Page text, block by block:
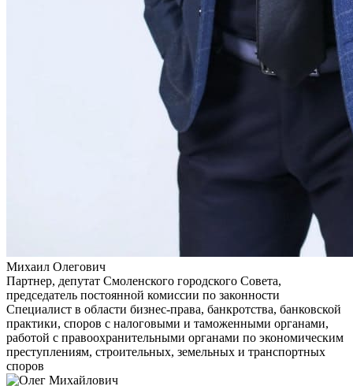
Михаил Олегович
Партнер, депутат Смоленского городского Совета,
председатель постоянной комиссии по законности
Специалист в области бизнес-права, банкротства, банковской
практики, споров с налоговыми и таможенными органами,
работой с правоохранительными органами по экономическим
преступлениям, строительных, земельных и транспортных
споров